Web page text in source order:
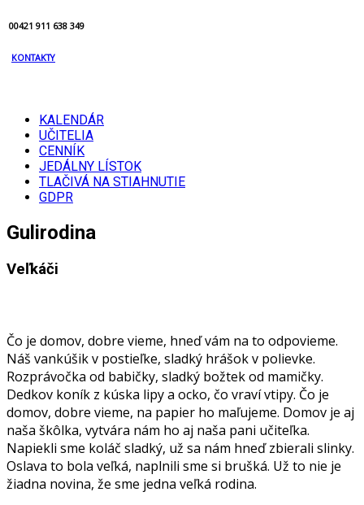
00421 911 638 349
KONTAKTY
KALENDÁR
UČITELIA
CENNÍK
JEDÁLNY LÍSTOK
TLAČIVÁ NA STIAHNUTIE
GDPR
Gulirodina
Veľkáči
Čo je domov, dobre vieme, hneď vám na to odpovieme.
Náš vankúšik v postieľke, sladký hrášok v polievke.
Rozprávočka od babičky, sladký božtek od mamičky.
Dedkov koník z kúska lipy a ocko, čo vraví vtipy. Čo je
domov, dobre vieme, na papier ho maľujeme. Domov je aj
naša škôlka, vytvára nám ho aj naša pani učiteľka.
Napiekli sme koláč sladký, už sa nám hneď zbierali slinky.
Oslava to bola veľká, naplnili sme si brušká. Už to nie je
žiadna novina, že sme jedna veľká rodina.